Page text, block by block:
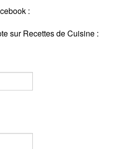
:
sur Recettes de Cuisine :